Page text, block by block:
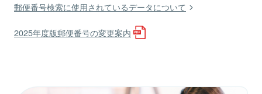
郵便番号検索に使用されているデータについて
2025年度版郵便番号の変更案内